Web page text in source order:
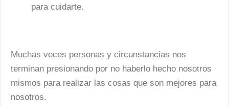
para cuidarte.
Muchas veces personas y circunstancias nos
terminan presionando por no haberlo hecho nosotros
mismos para realizar las cosas que son mejores para
nosotros.